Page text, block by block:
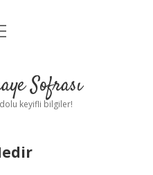
Sofrası
keyifli bilgiler!